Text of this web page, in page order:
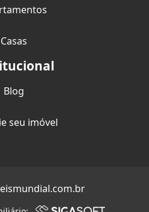
Casas
Blog
seu imóvel